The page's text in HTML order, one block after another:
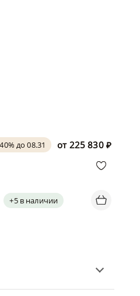
от 225 830 ₽
до 08.31
+5 в наличии